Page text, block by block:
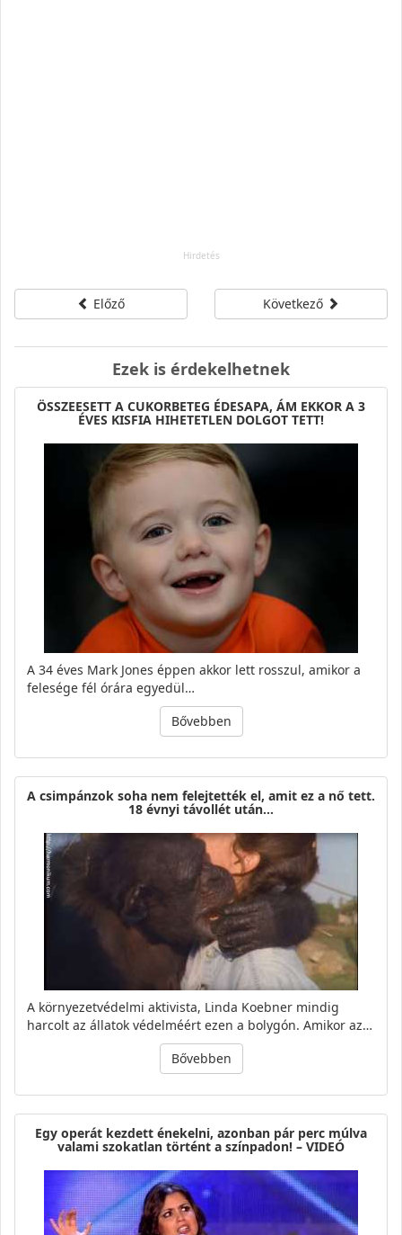
Előző Következő
Ezek is érdekelhetnek
ÖSSZEESETT A CUKORBETEG ÉDESAPA, ÁM EKKOR A 3
ÉVES KISFIA HIHETETLEN DOLGOT TETT!
A 34 éves Mark Jones éppen akkor lett rosszul, amikor a
felesége fél órára egyedül…
Bővebben
A csimpánzok soha nem felejtették el, amit ez a nő tett.
18 évnyi távollét után…
A környezetvédelmi aktivista, Linda Koebner mindig
harcolt az állatok védelméért ezen a bolygón. Amikor az…
Bővebben
Egy operát kezdett énekelni, azonban pár perc múlva
valami szokatlan történt a színpadon! – VIDEÓ